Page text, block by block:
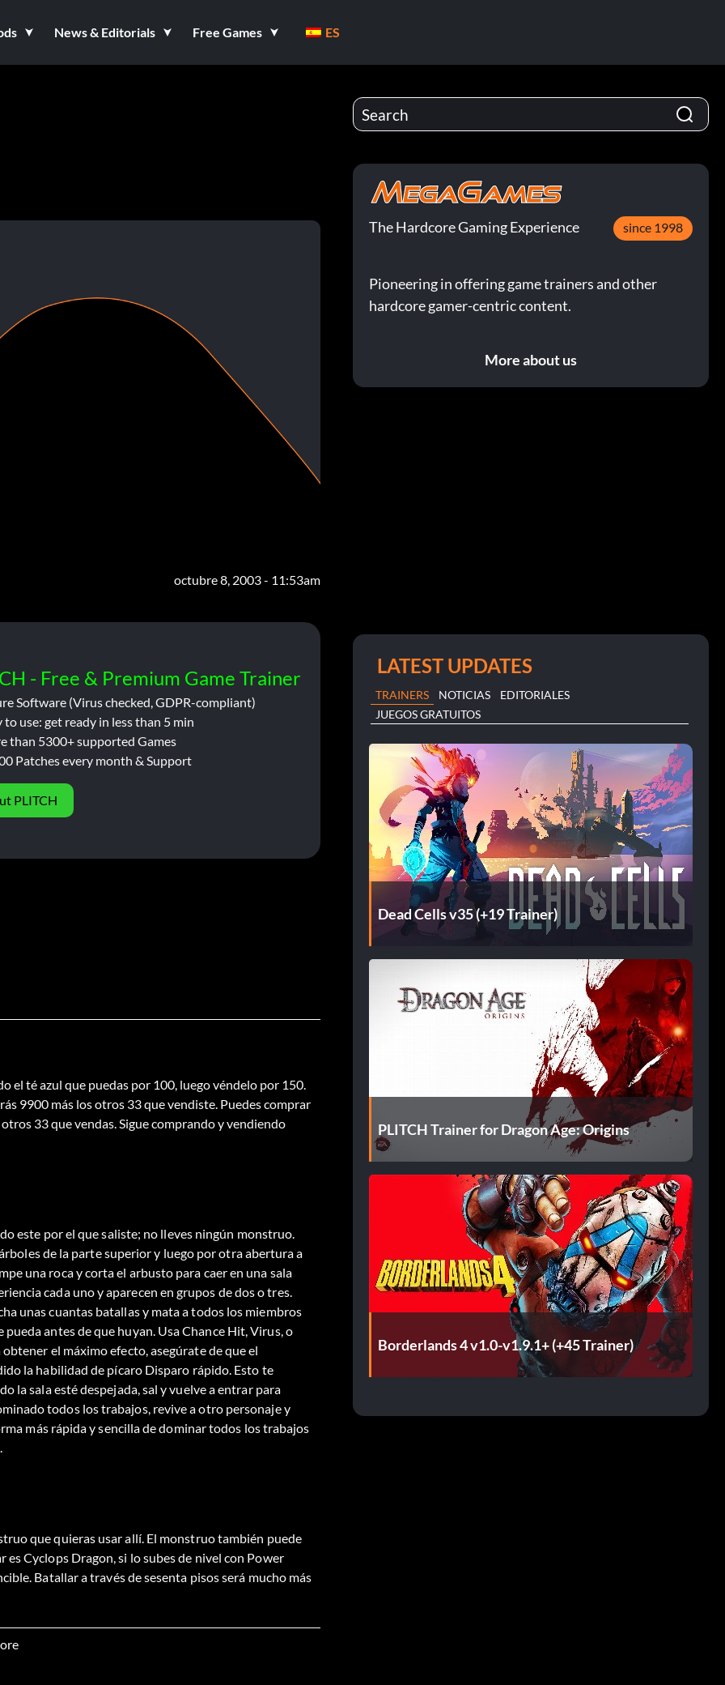
News & Editorials Free Games ES
octubre 8, 2003 - 11:53am
- Free & Premium Game Trainer
Software (Virus checked, GDPR-compliant)
to use: get ready in less than 5 min
than 5300+ supported Games
Patches every month & Support
PLITCH
el té azul que puedas por 100, luego véndelo por 150.
9900 más los otros 33 que vendiste. Puedes comprar
33 que vendas. Sigue comprando y vendiendo
este por el que saliste; no lleves ningún monstruo.
de la parte superior y luego por otra abertura a
una roca y corta el arbusto para caer en una sala
cada uno y aparecen en grupos de dos o tres.
unas cuantas batallas y mata a todos los miembros
antes de que huyan. Usa Chance Hit, Virus, o
el máximo efecto, asegúrate de que el
la habilidad de pícaro Disparo rápido. Esto te
la sala esté despejada, sal y vuelve a entrar para
todos los trabajos, revive a otro personaje y
más rápida y sencilla de dominar todos los trabajos
que quieras usar allí. El monstruo también puede
Cyclops Dragon, si lo subes de nivel con Power
Batallar a través de sesenta pisos será mucho más
The Hardcore Gaming Experience since 1998
Pioneering in offering game trainers and other
hardcore gamer-centric content.
More about us
LATEST UPDATES
TRAINERS NOTICIAS
EDITORIALES
JUEGOS GRATUITOS
Dead Cells v35 (+19 Trainer)
PLITCH Trainer for Dragon Age: Origins
Borderlands 4 v1.0-v1.9.1+ (+45 Trainer)